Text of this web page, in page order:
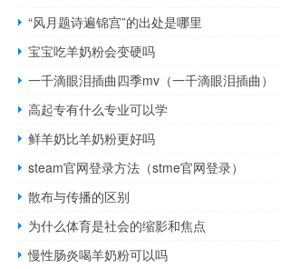
“风月题诗遍锦宫”的出处是哪里
宝宝吃羊奶粉会变硬吗
一千滴眼泪插曲四季mv（一千滴眼泪插曲）
高起专有什么专业可以学
鲜羊奶比羊奶粉更好吗
steam官网登录方法（stme官网登录）
散布与传播的区别
为什么体育是社会的缩影和焦点
慢性肠炎喝羊奶粉可以吗